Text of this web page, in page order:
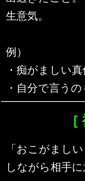
生意気。
例）
・痴がましい
・自分で言う
「おこがまし
しながら相手に